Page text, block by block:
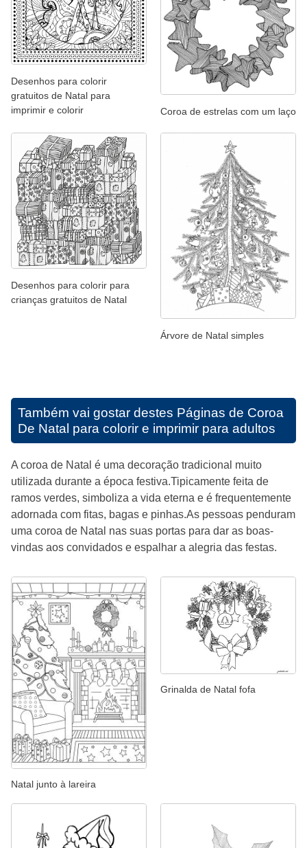
Desenhos para colorir
gratuitos de Natal para
imprimir e colorir
Coroa de estrelas com um laço
Desenhos para colorir para
crianças gratuitos de Natal
Árvore de Natal simples
Também vai gostar destes Páginas de Coroa
De Natal para colorir e imprimir para adultos
A coroa de Natal é uma decoração tradicional muito
utilizada durante a época festiva.Tipicamente feita de
ramos verdes, simboliza a vida eterna e é frequentemente
adornada com fitas, bagas e pinhas.As pessoas penduram
uma coroa de Natal nas suas portas para dar as boas-
vindas aos convidados e espalhar a alegria das festas.
Natal junto à lareira
Grinalda de Natal fofa